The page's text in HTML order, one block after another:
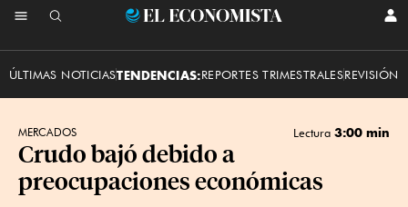
El
ÚLTIMAS NOTICIASTENDENCIAS:REPORTES TRIMESTRALESREVISIÓN
MERCADOS Lectura 3:00 min
Crudo bajó debido a
preocupaciones económicas